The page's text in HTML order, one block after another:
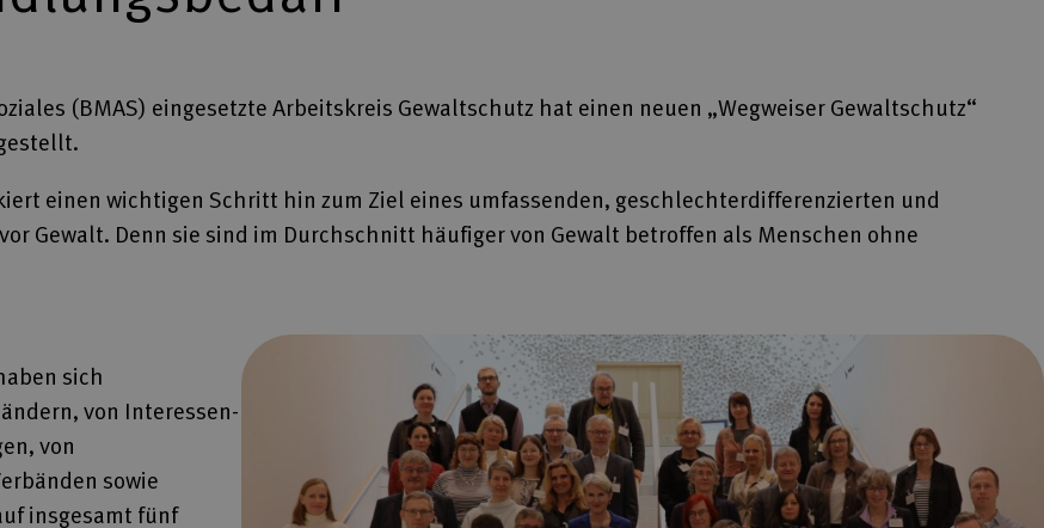
(BMAS) eingesetzte Arbeitskreis Gewaltschutz hat einen neuen „Wegweiser Gewaltschutz“
einen wichtigen Schritt hin zum Ziel eines umfassenden, geschlechterdifferenzierten und
Gewalt. Denn sie sind im Durchschnitt häufiger von Gewalt betroffen als Menschen ohne
sich
von Interessen-
von
sowie
insgesamt fünf